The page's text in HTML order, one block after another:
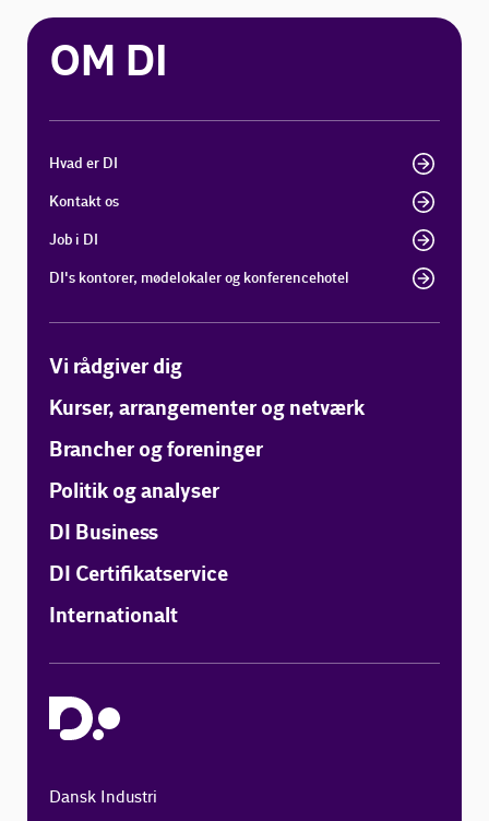
OM DI
Hvad er DI
Kontakt os
Job i DI
DI's kontorer, mødelokaler og konferencehotel
Vi rådgiver dig
Kurser, arrangementer og netværk
Brancher og foreninger
Politik og analyser
DI Business
DI Certifikatservice
Internationalt
Dansk Industri